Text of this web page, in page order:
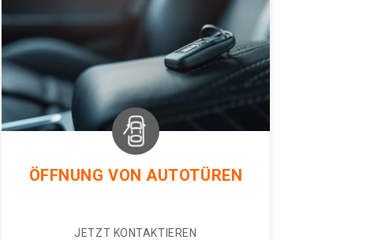
ÖFFNUNG VON AUTOTÜREN
JETZT KONTAKTIEREN